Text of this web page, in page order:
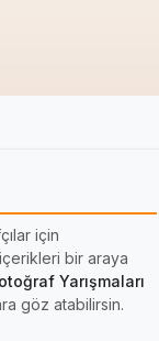
için
içerikleri bir araya
Yarışmaları
göz atabilirsin.